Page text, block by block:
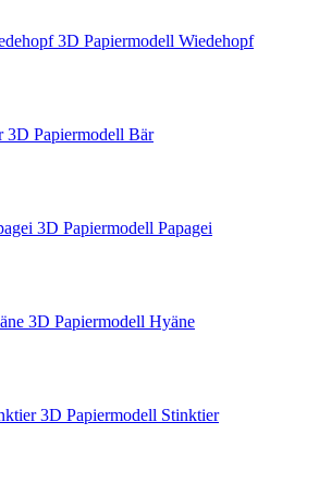
3D Papiermodell Wiedehopf
3D Papiermodell Bär
3D Papiermodell Papagei
3D Papiermodell Hyäne
3D Papiermodell Stinktier